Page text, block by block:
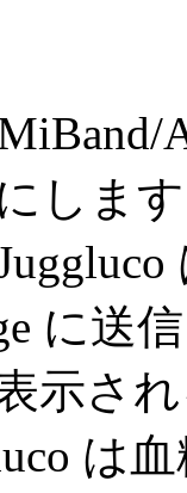
しま
に送
示さ
は